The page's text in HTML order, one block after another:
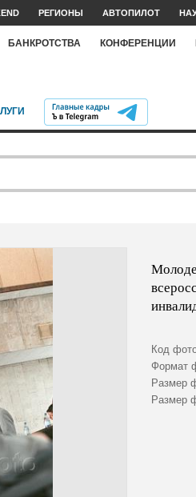
РЕГИОНЫ АВТОПИЛОТ
БАНКРОТСТВА КОНФЕРЕНЦИИ
Код
Формат
Размер
Размер